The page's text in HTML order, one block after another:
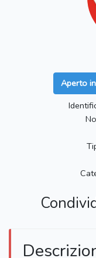
Aperto